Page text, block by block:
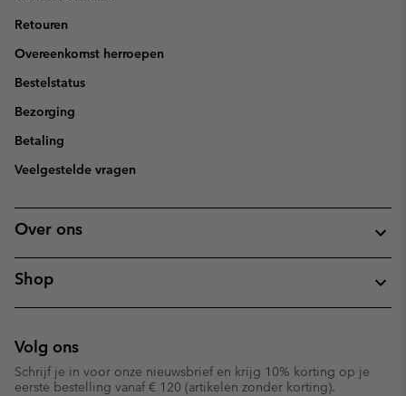
Retouren
Overeenkomst herroepen
Bestelstatus
Bezorging
Betaling
Veelgestelde vragen
Over ons
Shop
Volg ons
Schrijf je in voor onze nieuwsbrief en krijg 10% korting op je
eerste bestelling vanaf € 120 (artikelen zonder korting).